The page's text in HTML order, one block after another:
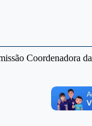
Coordenadora da